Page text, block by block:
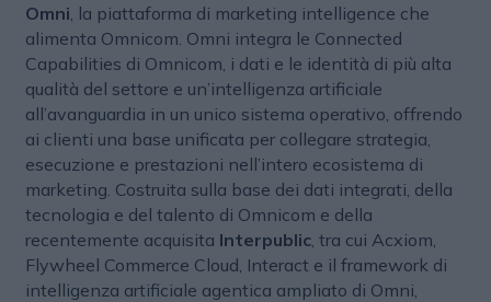
Omni , la piattaforma di marketing intelligence che
alimenta Omnicom. Omni integra le Connected
Capabilities di Omnicom, i dati e le identità di più alta
qualità del settore e un’intelligenza artificiale
all’avanguardia in un unico sistema operativo, offrendo
ai clienti una base unificata per collegare strategia,
esecuzione e prestazioni nell’intero ecosistema di
marketing. Costruita sulla base dei dati integrati, della
tecnologia e del talento di Omnicom e della
recentemente acquisita Interpublic, tra cui Acxiom,
Flywheel Commerce Cloud, Interact e il framework di
intelligenza artificiale agentica ampliato di Omni,